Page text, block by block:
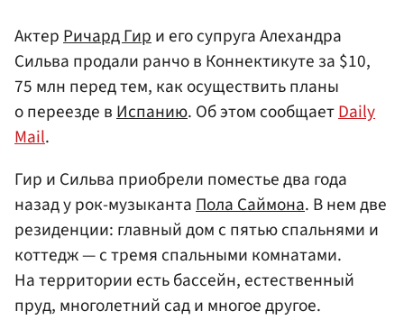
АктерРичард Гири его супруга Алехандра
Сильва продали ранчо в Коннектикуте за $10,
75 млн перед тем, как осуществить планы
о переезде вИспанию. Об этом сообщаетDaily
Mail.
Гир и Сильва приобрели поместье два года
назад у рок-музыкантаПола Саймона. В нем две
резиденции: главный дом с пятью спальнями и
коттедж — с тремя спальными комнатами.
На территории есть бассейн, естественный
пруд, многолетний сад и многое другое.